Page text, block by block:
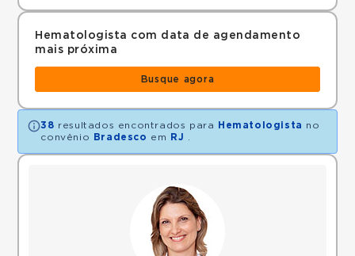
Hematologista com data de agendamento
mais próxima
Busque agora
38 resultados encontrados para Hematologista no
convênio
Bradesco em RJ